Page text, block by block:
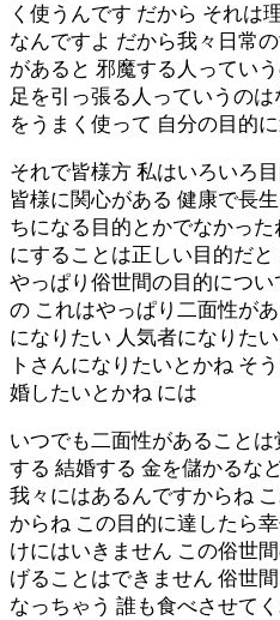
く使うんです だから それは
なんですよ だから我々日常
があると 邪魔する人ってい
足を引っ張る人っていうの
をうまく使って 自分の目的
それで皆様方 私はいろいろ
皆様に関心がある 健康で長
ちになる目的とかでなかっ
にすることは正しい目的だ
やっぱり俗世間の目的につ
の これはやっぱり二面性が
になりたい 人気者になりた
トさんになりたいとかね そ
婚したいとかね には
いつでも二面性があること
する 結婚する 金を儲かるな
我々にはあるんですからね
からね この目的に達したら
けにはいきません この俗世
げることはできません 俗世
なっちゃう 誰も食べさせて